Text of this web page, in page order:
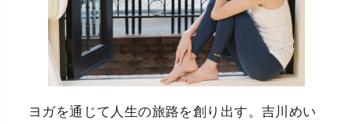
ヨガを通じて人生の旅路を創り出す。吉川めい